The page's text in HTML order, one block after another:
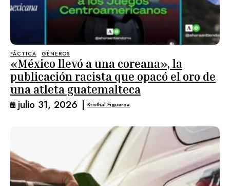
FÁCTICA GÉNEROS
«México llevó a una coreana», la
publicación racista que opacó el oro de
una atleta guatemalteca
julio 31, 2026 | Kristhal Figueroa